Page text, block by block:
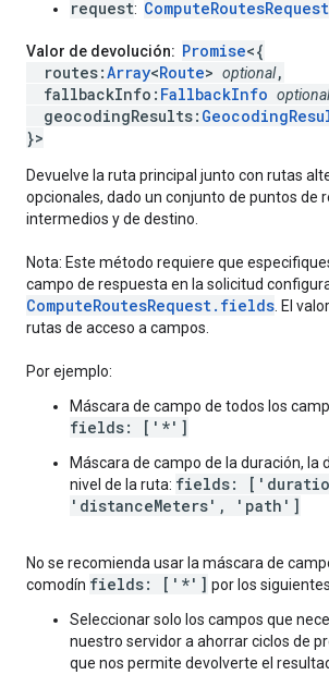
request: ComputeRoutesRequest
Valor de devolución: Promise<{
routes:Array<Route> optional,
fallbackInfo: FallbackInfo optional
geocodingResults:
}>
Devuelve la ruta principal junto con rutas
opcionales, dado un conjunto de puntos de
intermedios y de destino.
Nota: Este método requiere que
campo de respuesta en la solicitud
ComputeRoutesRequest.fields . El
rutas de acceso a campos.
Por ejemplo:
Máscara de campo de todos los
fields: ['*']
Máscara de campo de la duración, la
nivel de la ruta: fields:
'distanceMeters', 'path']
No se recomienda usar la máscara de
comodín fields: ['*'] por los
Seleccionar solo los campos que
nuestro servidor a ahorrar ciclos de
que nos permite devolverte el